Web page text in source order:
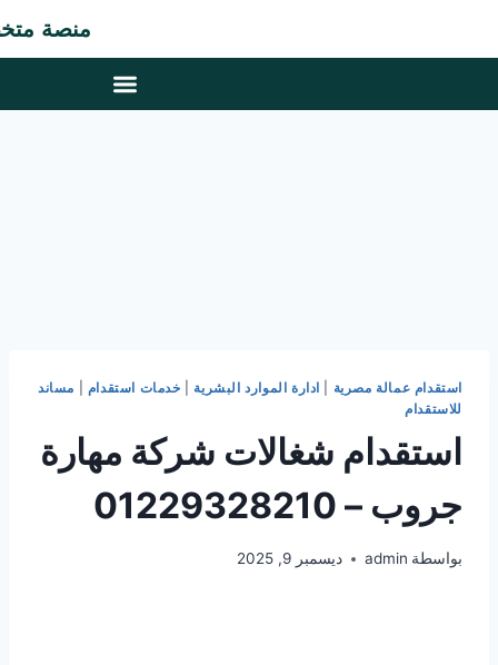
منصة متخصصة
استقدام عمالة مصرية ادارة الموارد البشرية خدمات استقدام
مساند
للاستقدام
استقدام شغالات شركة مهارة
جروب – 01229328210
بواسطة admin ديسمبر 9, 2025